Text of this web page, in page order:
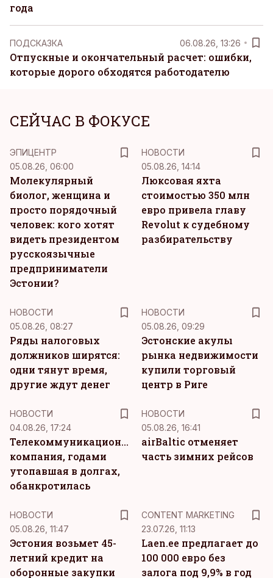
года
ПОДСКАЗКА 06.08.26, 13:26
Отпускные и окончательный расчет: ошибки,
которые дорого обходятся работодателю
СЕЙЧАС В ФОКУСЕ
ЭПИЦЕНТР
05.08.26, 06:00
Молекулярный
биолог, женщина и
просто порядочный
человек: кого хотят
видеть президентом
русскоязычные
предприниматели
Эстонии?
НОВОСТИ
05.08.26, 14:14
Люксовая яхта
стоимостью 350 млн
евро привела главу
Revolut к судебному
разбирательству
НОВОСТИ
05.08.26, 08:27
Ряды налоговых
должников ширятся:
одни тянут время,
другие ждут денег
НОВОСТИ
05.08.26, 09:29
Эстонские акулы
рынка недвижимости
купили торговый
центр в Риге
НОВОСТИ
04.08.26, 17:24
Телекоммуникационная
компания, годами
утопавшая в долгах,
обанкротилась
НОВОСТИ
05.08.26, 16:41
airBaltic отменяет
часть зимних рейсов
НОВОСТИ
05.08.26, 11:47
Эстония возьмет 45-
летний кредит на
оборонные закупки
CONTENT MARKETING
23.07.26, 11:13
Laen.ee предлагает до
100 000 евро без
залога под 9,9% в год